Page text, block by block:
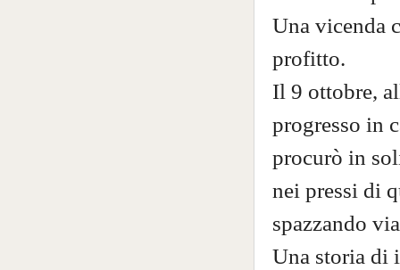
Una vicenda
profitto.
Il 9 ottobre,
progresso in
procurò in
nei pressi di
spazzando
Una storia di